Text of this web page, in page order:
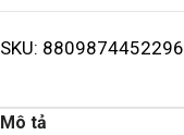
SKU: 8809874452296
Mô tả